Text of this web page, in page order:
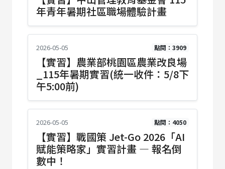
年青年暑期社區職場體驗計畫
2026-05-05 點閱：3909
【實習】農業部桃園區農業改良場
_115年暑期實習(統一收件：5/8下
午5:00前)
2026-05-05 點閱：4050
【實習】戰國策 Jet-Go 2026「AI
賦能策略家」實習計畫 — 報名倒
數中！